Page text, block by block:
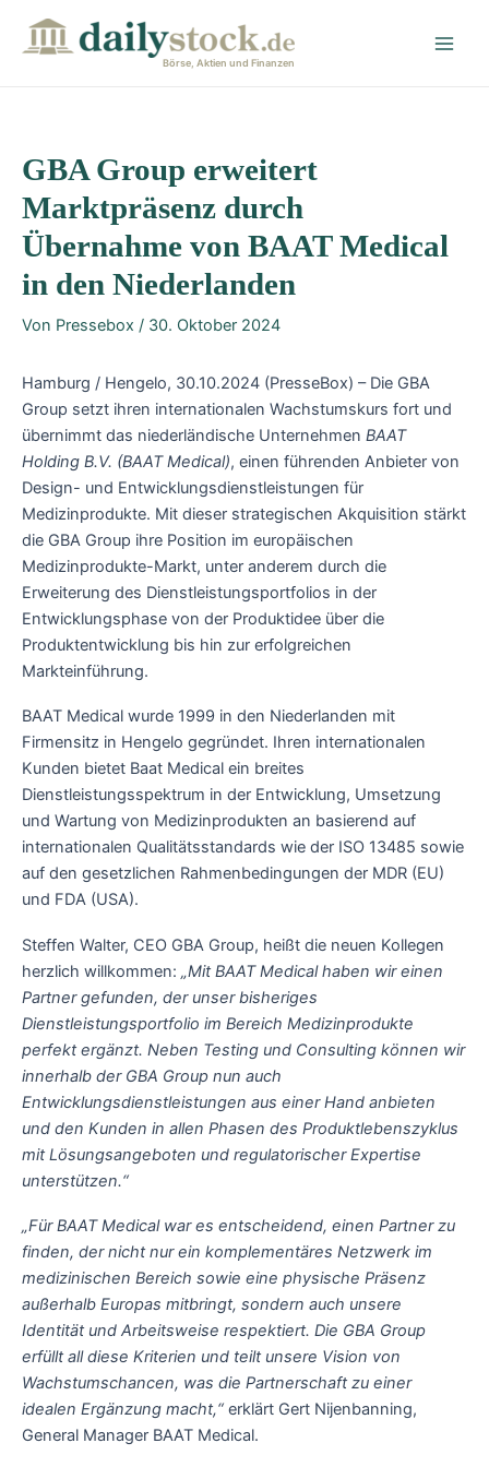
Börse, Aktien und Finanzen
GBA Group erweitert
Marktpräsenz durch
Übernahme von BAAT Medical
in den Niederlanden
Von Pressebox / 30. Oktober 2024
Hamburg / Hengelo, 30.10.2024 (PresseBox) – Die GBA
Group setzt ihren internationalen Wachstumskurs fort und
übernimmt das niederländische Unternehmen BAAT
Holding B.V. (BAAT Medical), einen führenden Anbieter von
Design- und Entwicklungsdienstleistungen für
Medizinprodukte. Mit dieser strategischen Akquisition stärkt
die GBA Group ihre Position im europäischen
Medizinprodukte-Markt, unter anderem durch die
Erweiterung des Dienstleistungsportfolios in der
Entwicklungsphase von der Produktidee über die
Produktentwicklung bis hin zur erfolgreichen
Markteinführung.
BAAT Medical wurde 1999 in den Niederlanden mit
Firmensitz in Hengelo gegründet. Ihren internationalen
Kunden bietet Baat Medical ein breites
Dienstleistungsspektrum in der Entwicklung, Umsetzung
und Wartung von Medizinprodukten an basierend auf
internationalen Qualitätsstandards wie der ISO 13485 sowie
auf den gesetzlichen Rahmenbedingungen der MDR (EU)
und FDA (USA).
Steffen Walter, CEO GBA Group, heißt die neuen Kollegen
herzlich willkommen: „Mit BAAT Medical haben wir einen
Partner gefunden, der unser bisheriges
Dienstleistungsportfolio im Bereich Medizinprodukte
perfekt ergänzt. Neben Testing und Consulting können wir
innerhalb der GBA Group nun auch
Entwicklungsdienstleistungen aus einer Hand anbieten
und den Kunden in allen Phasen des Produktlebenszyklus
mit Lösungsangeboten und regulatorischer Expertise
unterstützen.“
„Für BAAT Medical war es entscheidend, einen Partner zu
finden, der nicht nur ein komplementäres Netzwerk im
medizinischen Bereich sowie eine physische Präsenz
außerhalb Europas mitbringt, sondern auch unsere
Identität und Arbeitsweise respektiert. Die GBA Group
erfüllt all diese Kriterien und teilt unsere Vision von
Wachstumschancen, was die Partnerschaft zu einer
idealen Ergänzung macht,“erklärt Gert Nijenbanning,
General Manager BAAT Medical.